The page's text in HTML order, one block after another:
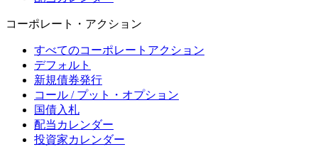
コーポレート・アクション
すべてのコーポレートアクション
デフォルト
新規債券発行
コール / プット・オプション
国債入札
配当カレンダー
投資家カレンダー